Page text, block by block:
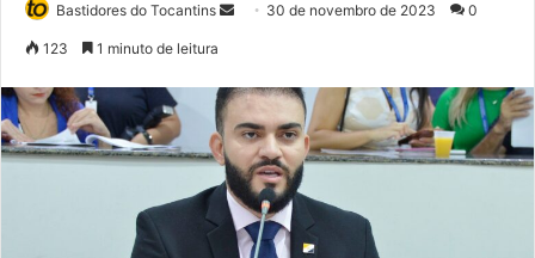
Bastidores do Tocantins
d
e
u
m
e
-
30 de novembro de 2023 0
123 1 minuto de leitura